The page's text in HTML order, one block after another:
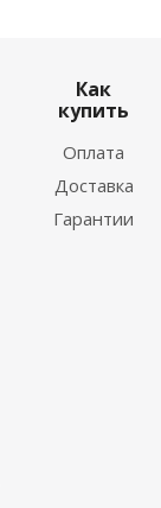
Как
купить
Оплата
Доставка
Гарантии